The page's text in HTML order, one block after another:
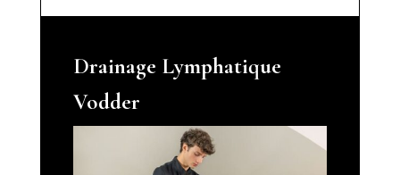
Drainage Lymphatique
Vodder